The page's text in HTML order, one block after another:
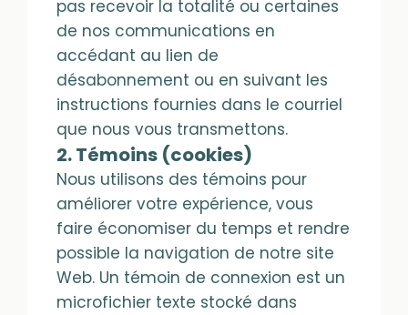
pas recevoir la totalité ou certaines
de nos communications en
accédant au lien de
désabonnement ou en suivant les
instructions fournies dans le courriel
que nous vous transmettons.
2. Témoins (cookies)
Nous utilisons des témoins pour
améliorer votre expérience, vous
faire économiser du temps et rendre
possible la navigation de notre site
Web. Un témoin de connexion est un
microfichier texte stocké dans